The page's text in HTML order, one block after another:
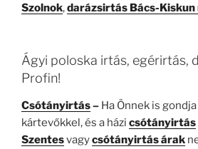
Szolnok,darázsirtás Bács-Kiskun
Ágyi poloska irtás, egérirtás,
Profin!
Csótányirtás– Ha Önnek is
kártevőkkel, és a házi csótányirtás
Szentesvagycsótányirtás árak